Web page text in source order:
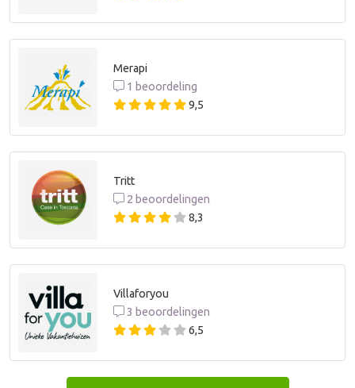
Merapi
1 beoordeling
9,5
Tritt
2 beoordelingen
8,3
Villaforyou
3 beoordelingen
6,5